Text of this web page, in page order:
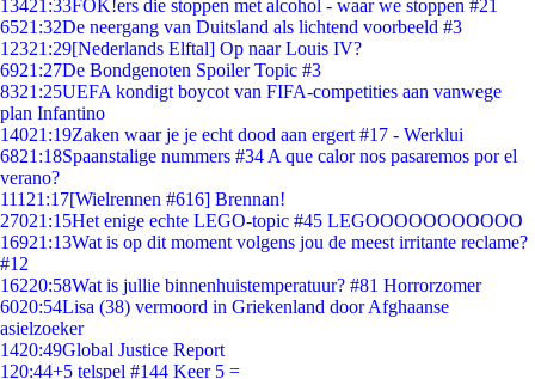
13421:33FOK!ers die stoppen met alcohol - waar we stoppen #21
6521:32De neergang van Duitsland als lichtend voorbeeld #3
12321:29[Nederlands Elftal] Op naar Louis IV?
6921:27De Bondgenoten Spoiler Topic #3
8321:25UEFA kondigt boycot van FIFA-competities aan vanwege
plan Infantino
14021:19Zaken waar je je echt dood aan ergert #17 - Werklui
6821:18Spaanstalige nummers #34 A que calor nos pasaremos por el
verano?
111 21:17[Wielrennen #616] Brennan!
27021:15Het enige echte LEGO-topic #45 LEGOOOOOOOOOOO
16921:13Wat is op dit moment volgens jou de meest irritante reclame?
#12
16220:58Wat is jullie binnenhuistemperatuur? #81 Horrorzomer
6020:54Lisa (38) vermoord in Griekenland door Afghaanse
asielzoeker
1420:49Global Justice Report
1 20:44+5 telspel #144 Keer 5 =